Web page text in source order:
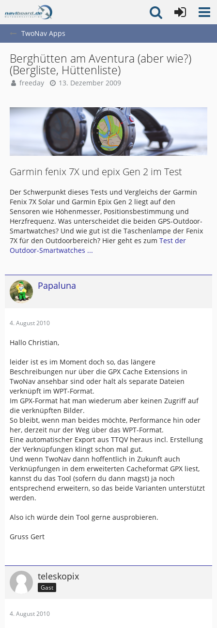
TwoNav Apps
Berghütten am Aventura (aber wie?)
(Bergliste, Hüttenliste)
freeday 13. Dezember 2009
Garmin fenix 7X und epix Gen 2 im Test
Der Schwerpunkt dieses Tests und Vergleichs der Garmin
Fenix 7X Solar und Garmin Epix Gen 2 liegt auf den
Sensoren wie Höhenmesser, Positionsbestimmung und
Herzfrequenz. Was unterscheidet die beiden GPS-Outdoor-
Smartwatches? Und wie gut ist die Taschenlampe der Fenix
7X für den Outdoorbereich? Hier geht es zum Test der
Outdoor-Smartwatches ...
Papaluna
4. August 2010
Hallo Christian,
leider ist es im Moment doch so, das längere
Beschreibungen nur über die GPX Cache Extensions in
TwoNav ansehbar sind oder halt als separate Dateien
verknüpft im WPT-Format.
Im GPX-Format hat man wiederum aber keinen Zugriff auf
die verknüpften Bilder.
So bleibt, wenn man beides möchte, Performance hin oder
her, derzeit nur der Weg über das WPT-Format.
Eine automatischer Export aus TTQV heraus incl. Erstellung
der Verknüpfungen klingt schon mal gut.
Und wenn TwoNav dann hoffentlich in Zukunft auch
Verknüpfungen in dem erweiterten Cacheformat GPX liest,
kannst du das Tool (sofern du dann magst) ja noch
entsprechend erweitern, so das beide Varianten unterstützt
werden.
Also ich würde dein Tool gerne ausprobieren.
Gruss Gert
teleskopix
Gast
4. August 2010